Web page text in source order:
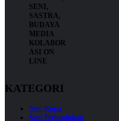
KATEGORI
Seni Rupa
Seni Pertunjukan